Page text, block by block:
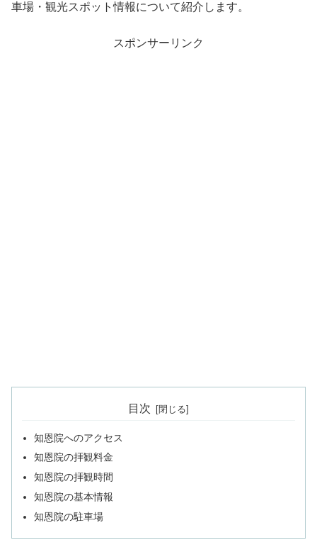
車場・観光スポット情報について紹介します。
スポンサーリンク
目次
知恩院へのアクセス
知恩院の拝観料金
知恩院の拝観時間
知恩院の基本情報
知恩院の駐車場